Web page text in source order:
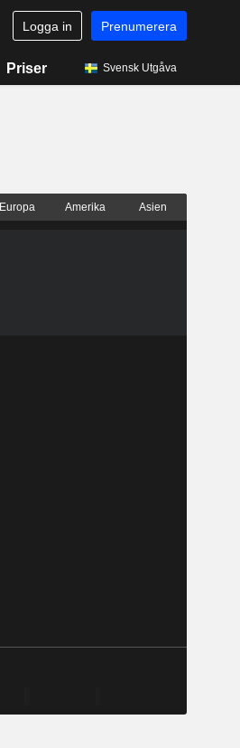
Logga in Prenumerera
Priser Svensk Utgåva
Europa Amerika Asien